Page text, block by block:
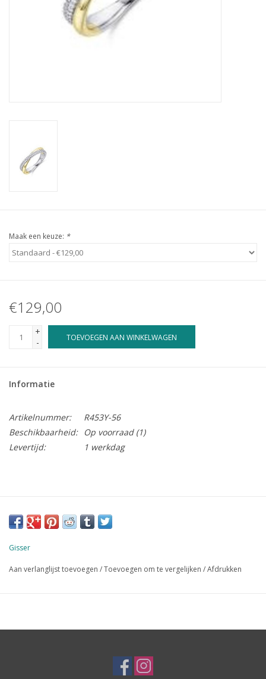
Maak een keuze: *
€129,00
+
-
TOEVOEGEN AAN WINKELWAGEN
Informatie
Artikelnummer:
R453Y-56
Beschikbaarheid:
Op voorraad(1)
Levertijd:
1 werkdag
Gisser
Aan verlanglijst toevoegen /Toevoegen om te vergelijken /Afdrukken